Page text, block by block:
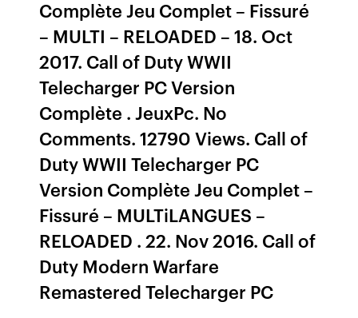
Complète Jeu Complet – Fissuré
– MULTI – RELOADED – 18. Oct
2017. Call of Duty WWII
Telecharger PC Version
Complète . JeuxPc. No
Comments. 12790 Views. Call of
Duty WWII Telecharger PC
Version Complète Jeu Complet –
Fissuré – MULTiLANGUES –
RELOADED . 22. Nov 2016. Call of
Duty Modern Warfare
Remastered Telecharger PC